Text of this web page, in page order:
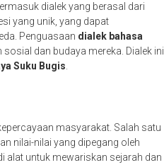
dialek yang berasal dari
yang unik, yang dapat
Penguasaan dialek bahasa
dan budaya mereka. Dialek ini
Suku Bugis
masyarakat. Salah satu
nilai-nilai yang dipegang oleh
alat untuk mewariskan sejarah dan